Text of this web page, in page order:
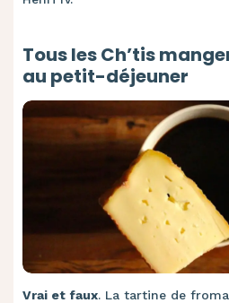
Tous les Ch’tis
au petit-déjeuner
Vrai et faux. La tartine de